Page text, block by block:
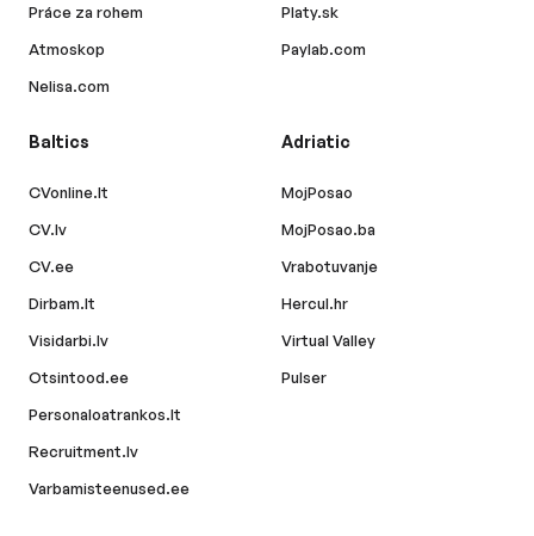
Práce za rohem
Atmoskop
Nelisa.com
Platy.sk
Paylab.com
Baltics
CVonline.lt
CV.lv
CV.ee
Dirbam.lt
Visidarbi.lv
Otsintood.ee
Personaloatrankos.lt
Recruitment.lv
Varbamisteenused.ee
Adriatic
MojPosao
MojPosao.ba
Vrabotuvanje
Hercul.hr
Virtual Valley
Pulser